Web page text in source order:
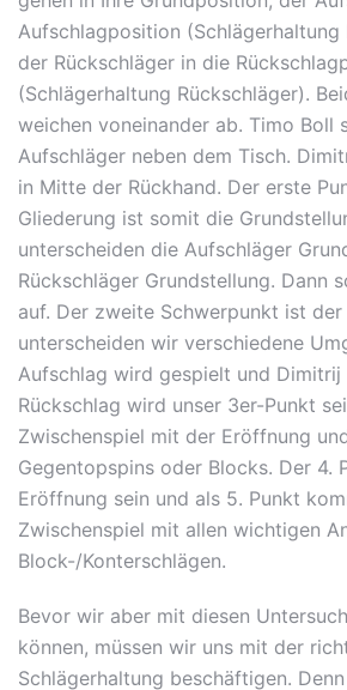
Aufschlagposition (Schlägerhaltung
der Rückschläger in die
(Schlägerhaltung Rückschläger).
weichen voneinander ab. Timo Boll
Aufschläger neben dem Tisch.
in Mitte der Rückhand. Der erste
Gliederung ist somit die
unterscheiden die Aufschläger
Rückschläger Grundstellung. Dann
auf. Der zweite Schwerpunkt ist
unterscheiden wir verschiedene
Aufschlag wird gespielt und
Rückschlag wird unser 3er-Punkt
Zwischenspiel mit der Eröffnung
Gegentopspins oder Blocks. Der 4.
Eröffnung sein und als 5. Punkt
Zwischenspiel mit allen wichtigen
Block-/Konterschlägen.
Bevor wir aber mit diesen
können, müssen wir uns mit der
Schlägerhaltung beschäftigen.